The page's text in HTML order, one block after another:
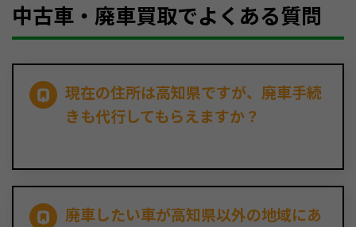
中古車・廃車買取でよくある質問
現在の住所は高知県ですが、廃車手続
きも代行してもらえますか？
廃車したい車が高知県以外の地域にあ